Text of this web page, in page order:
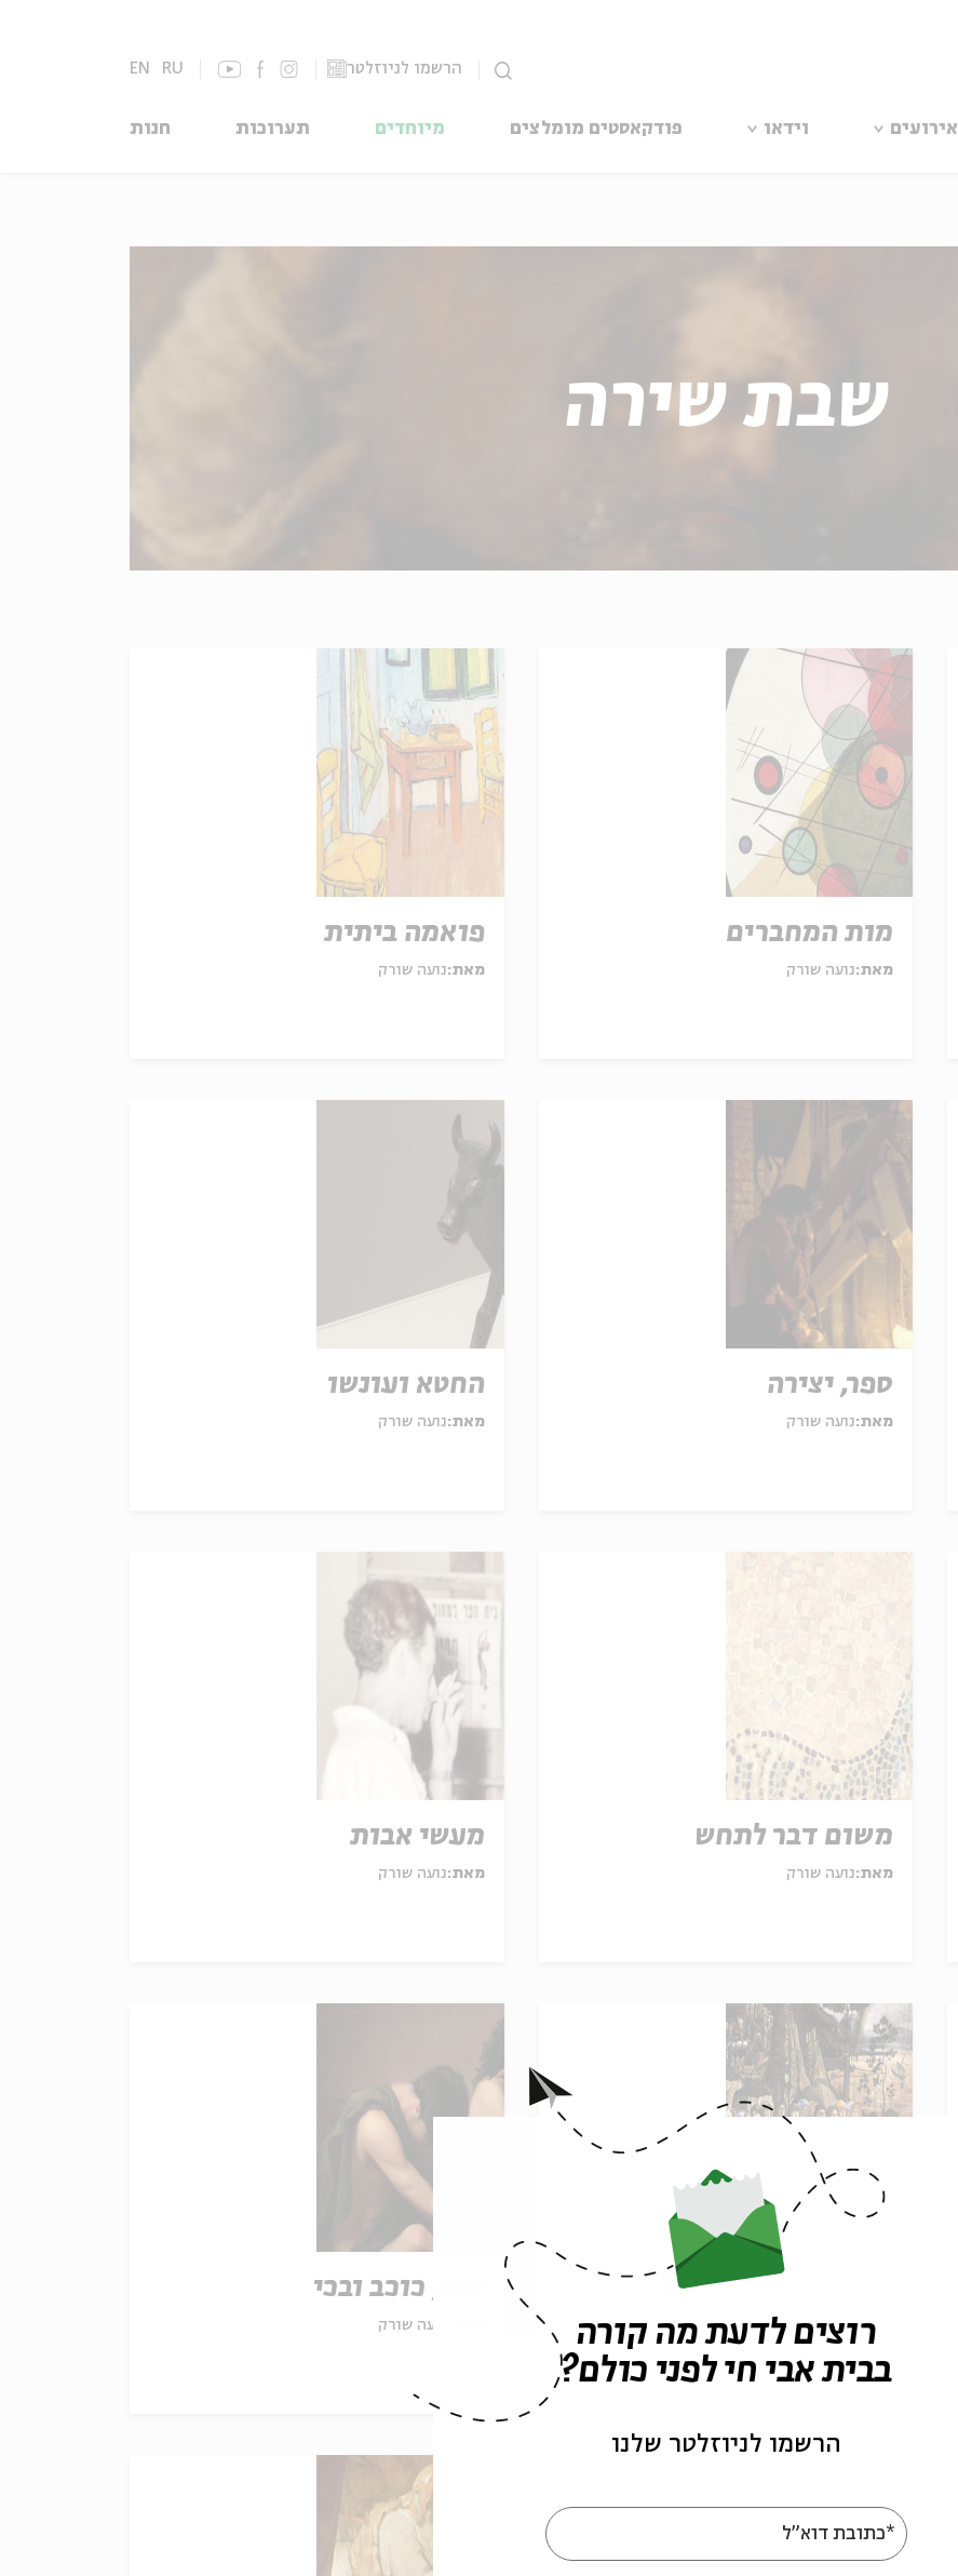
הרשמו לניוזלטר EN RU
אירועים וידאו פודקאסטים מומלצים מיוחדים תערוכות חנות
שבת שירה
מות המחברים
מאת:נועה שורק
פואמה ביתית
מאת:נועה שורק
ספר, יצירה
מאת:נועה שורק
החטא ועונשו
מאת:נועה שורק
משום דבר לתחש
מאת:נועה שורק
מעשי אבות
מאת:נועה שורק
איך חוצים את הים?
מאת:נועה שורק
עפר, כוכב ובכי
נועה שורק
רוצים לדעת מה קורה
בבית אבי חי לפני כולם?
הרשמו לניוזלטר שלנו
*כתובת דוא"ל